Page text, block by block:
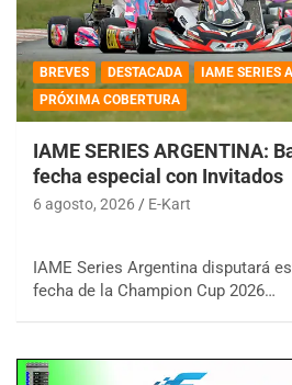
BREVES DESTACADA
IAME SERIES
PRÓXIMA COBERTURA
IAME SERIES ARGENTINA:
fecha especial con Invitados
6 agosto, 2026 E-Kart
IAME Series Argentina disputará
fecha de la Champion Cup 2026…